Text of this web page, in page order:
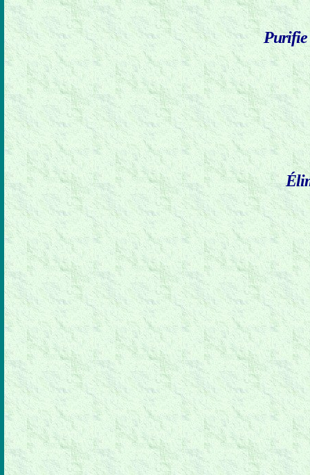
Purifie